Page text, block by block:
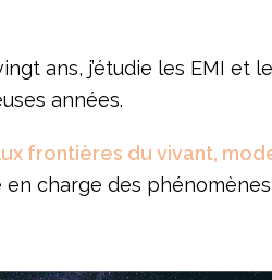
ans, j’étudie les EMI et
années.
frontières du vivant,
charge des